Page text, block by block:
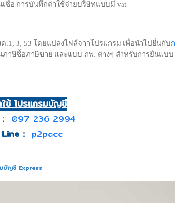
เชื่อ การบันทึกค่าใช้จ่ายบริษัทแบบมี vat
.1, 3, 53 โดยแปลงไฟล์จากโปรแกรม เพื่อนำไปยื่นกับ
ภาษีซื้อภาษีขาย และแบบ ภพ. ต่างๆ สำหรับการยื่นแบบ
ช้ โปรแกรมบัญชี
097 236 2994
: p2pacc
มบัญชี Express